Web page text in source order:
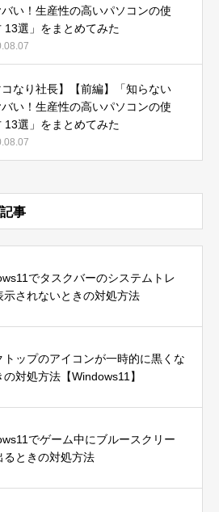
バい！生産性の高いパソコンの使
13選」をまとめてみた
コなり社長】【前編】「知らない
バい！生産性の高いパソコンの使
13選」をまとめてみた
事
でタスクバーのシステムトレ
示されないときの対処方法
トップのアイコンが一時的に黒くな
の対処方法【Windows11】
でゲーム中にブルースクリー
るときの対処方法